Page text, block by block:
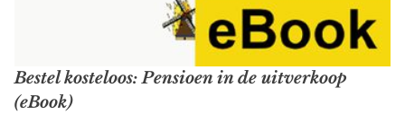
Bestel kosteloos: Pensioen in de uitverkoop
(eBook)